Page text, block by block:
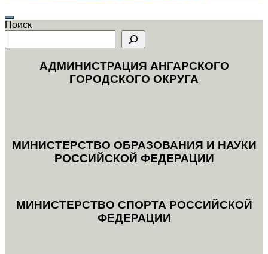
Поиск
АДМИНИСТРАЦИЯ АНГАРСКОГО
ГОРОДСКОГО ОКРУГА
МИНИСТЕРСТВО ОБРАЗОВАНИЯ И НАУКИ
РОССИЙСКОЙ ФЕДЕРАЦИИ
МИНИСТЕРСТВО СПОРТА РОССИЙСКОЙ
ФЕДЕРАЦИИ